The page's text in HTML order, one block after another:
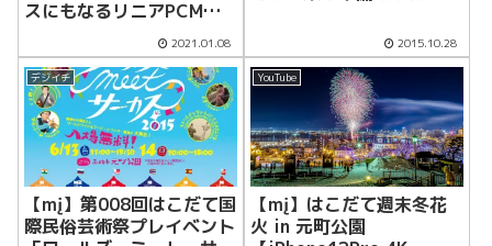
スにもなるリニアPCMレ
2021.01.08 2015.10.28
デジイチ
【mį】第008回はこだて国
際民俗芸術祭プレイベント
YouTube
【mį】はこだて週末冬花
火 in 元町公園